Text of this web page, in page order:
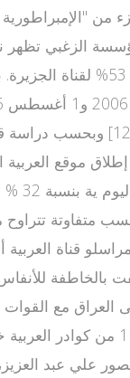
الشرق الأوسط وغيرها
بحسب استطلاع راى قامت به مؤسسة زغبي فان 9% يتابعون
للأخبار هناك،[11] وفي دراسة أخرى أجريت على سكان العراق
عمان بنسب
مراسلو قناة
ودخل فريق العربية المكون من وائل عواد (صحفي سوري)،
مع الكويت، واختفى في 22 مارس ليظهر بعد عدة أيام وليتم
علي الخطيب